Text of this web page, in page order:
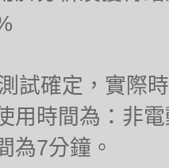
試確定，實際
用時間為：非
為7分鐘。